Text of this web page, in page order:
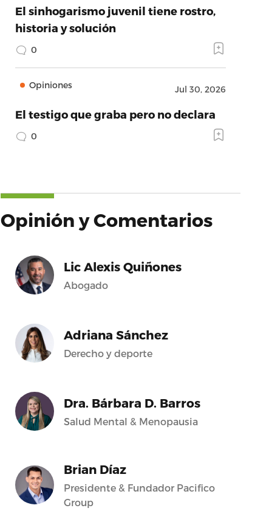
El sinhogarismo juvenil tiene rostro,
historia y solución
0
Opiniones Jul 30, 2026
El testigo que graba pero no declara
0
Opinión y Comentarios
Lic Alexis Quiñones
Abogado
Adriana Sánchez
Derecho y deporte
Dra. Bárbara D. Barros
Salud Mental & Menopausia
Brian Díaz
Presidente & Fundador Pacifico
Group